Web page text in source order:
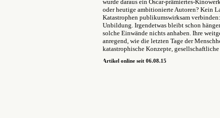
wurde daraus ein Oscar-prämiertes-
oder heutige ambitionierte Autoren? Kein
Katastrophen publikumswirksam
Unbildung. Irgendetwas bleibt schon
solche Einwände nichts anhaben. Ihre
anregend, wie die letzten Tage der
katastrophische Konzepte,
Artikel online seit 06.08.15